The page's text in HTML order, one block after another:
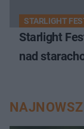
STARLIGHT
Starlight
nad